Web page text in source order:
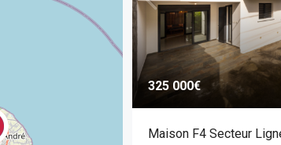
325 000€
Maison F4 Secteur